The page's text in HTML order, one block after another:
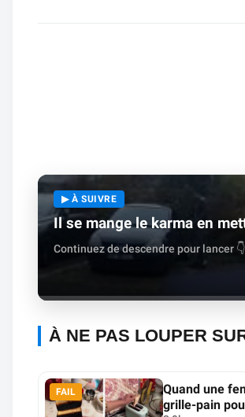
▶ À SUIVRE
Il se mange le karma en
Continuez de descendre pour lancer 👇
À NE PAS LOUPER
FAIL
Quand une
grille-pain